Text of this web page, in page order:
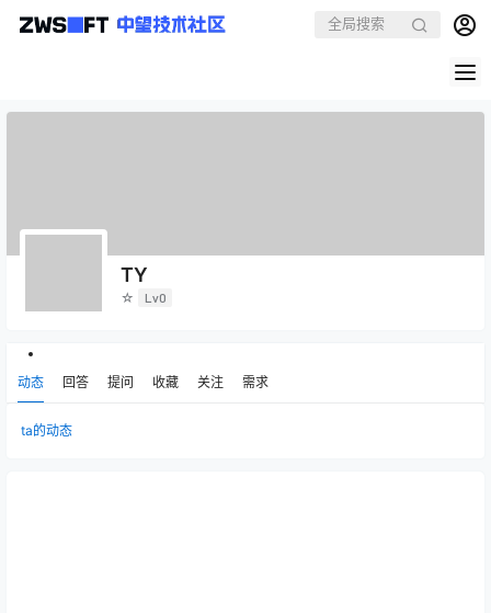
TY
☆ Lv0
动态 回答 提问 收藏 关注 需求
ta的动态